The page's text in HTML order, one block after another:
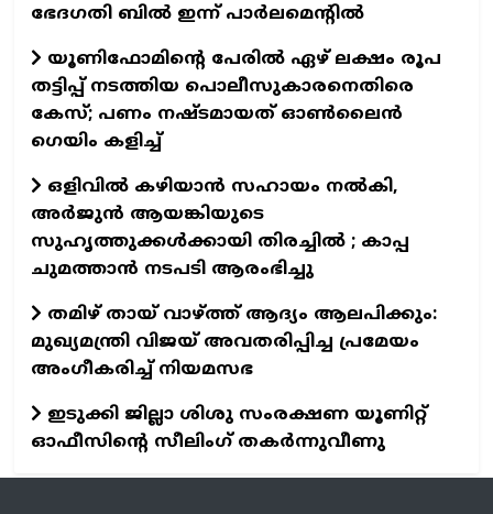
ഭേദഗതി ബിൽ ഇന്ന് പാർലമെന്റിൽ
യൂണിഫോമിന്റെ പേരില്‍ ഏഴ് ലക്ഷം രൂപ
തട്ടിപ്പ് നടത്തിയ പൊലീസുകാരനെതിരെ
കേസ്; പണം നഷ്ടമായത് ഓണ്‍ലൈന്‍
ഗെയിം കളിച്ച്
ഒളിവിൽ കഴിയാൻ സഹായം നൽകി,
അർജുൻ ആയങ്കിയുടെ
സുഹൃത്തുക്കൾക്കായി തിരച്ചിൽ ; കാപ്പ
ചുമത്താൻ നടപടി ആരംഭിച്ചു
തമിഴ് തായ് വാഴ്ത്ത് ആദ്യം ആലപിക്കും:
മുഖ്യമന്ത്രി വിജയ് അവതരിപ്പിച്ച പ്രമേയം
അംഗീകരിച്ച് നിയമസഭ
ഇടുക്കി ജില്ലാ ശിശു സംരക്ഷണ യൂണിറ്റ്
ഓഫീസിന്റെ സീലിംഗ് തകര്‍ന്നുവീണു